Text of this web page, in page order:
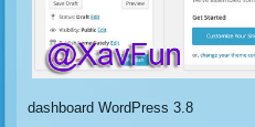
dashboard WordPress 3.8